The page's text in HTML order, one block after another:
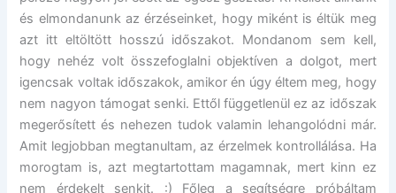
és elmondanunk az érzéseinket, hogy miként is éltük meg
azt itt eltöltött hosszú időszakot. Mondanom sem kell,
hogy nehéz volt összefoglalni objektíven a dolgot, mert
igencsak voltak időszakok, amikor én úgy éltem meg, hogy
nem nagyon támogat senki. Ettől függetlenül ez az időszak
megerősített és nehezen tudok valamin lehangolódni már.
Amit legjobban megtanultam, az érzelmek kontrollálása. Ha
morogtam is, azt megtartottam magamnak, mert kinn ez
nem érdekelt senkit. :) Főleg a segítségre próbáltam